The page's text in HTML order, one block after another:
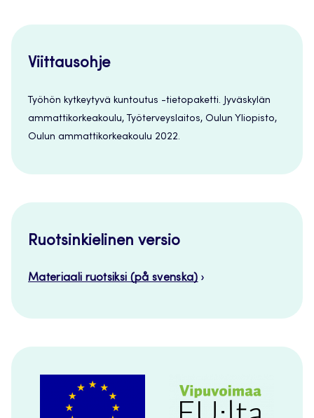
Viittausohje
Työhön kytkeytyvä kuntoutus -tietopaketti. Jyväskylän
ammattikorkeakoulu, Työterveyslaitos, Oulun Yliopisto,
Oulun ammattikorkeakoulu 2022.
Ruotsinkielinen versio
Materiaali ruotsiksi (på svenska)